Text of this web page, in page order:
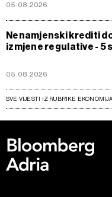
05.08.2026
Nenamjenski krediti
izmjene regulative - 5
05.08.2026
SVE VIJESTI IZ RUBRIKE EKONOMIJA